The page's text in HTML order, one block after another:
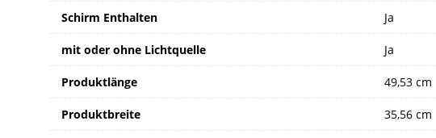
Schirm Enthalten Ja
mit oder ohne Lichtquelle Ja
Produktlänge 49,53 cm
Produktbreite 35,56 cm